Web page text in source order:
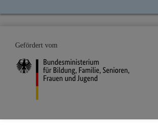
Gefördert vom